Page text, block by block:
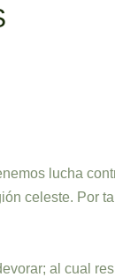
lucha
celeste. Por
al cual